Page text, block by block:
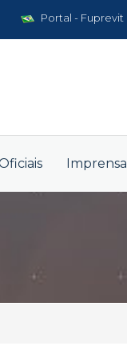
Portal - Fuprevit
Imprensa